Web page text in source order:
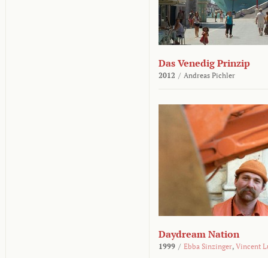
Das Venedig Prinzip
2012 / Andreas Pichler
Daydream Nation
1999 / Ebba Sinzinger, Vincent